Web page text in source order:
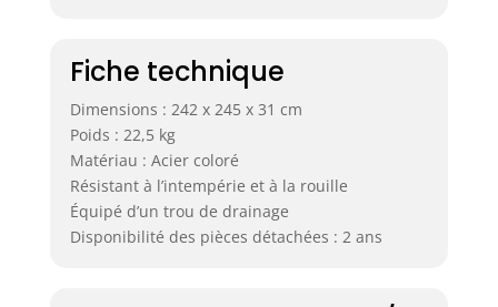
Fiche technique
Dimensions : 242 x 245 x 31 cm
Poids : 22,5 kg
Matériau : Acier coloré
Résistant à l’intempérie et à la rouille
Équipé d’un trou de drainage
Disponibilité des pièces détachées : 2 ans